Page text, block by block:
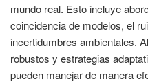
mundo real. Esto incluye
coincidencia de modelos, el
incertidumbres ambientales.
robustos y estrategias
pueden manejar de manera